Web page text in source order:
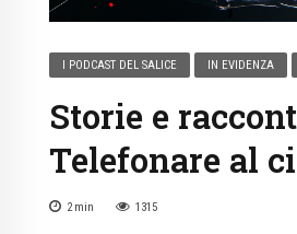
I PODCAST DEL SALICE IN EVIDENZA
Storie e
Telefonare al
2 min 1315